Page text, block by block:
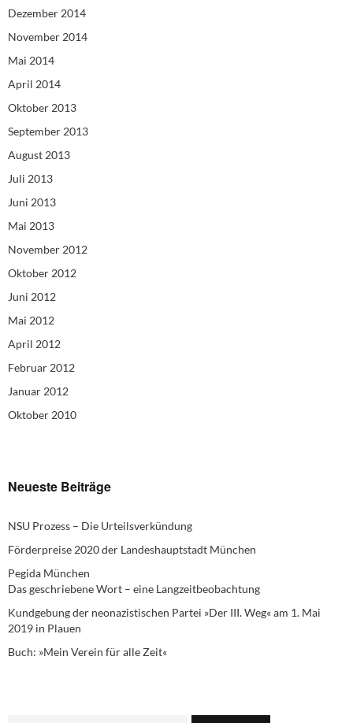
Dezember 2014
November 2014
Mai 2014
April 2014
Oktober 2013
September 2013
August 2013
Juli 2013
Juni 2013
Mai 2013
November 2012
Oktober 2012
Juni 2012
Mai 2012
April 2012
Februar 2012
Januar 2012
Oktober 2010
Neueste Beiträge
NSU Prozess – Die Urteilsverkündung
Förderpreise 2020 der Landeshauptstadt München
Pegida München
Das geschriebene Wort – eine Langzeitbeobachtung
Kundgebung der neonazistischen Partei »Der III. Weg« am 1. Mai
2019 in Plauen
Buch: »Mein Verein für alle Zeit«